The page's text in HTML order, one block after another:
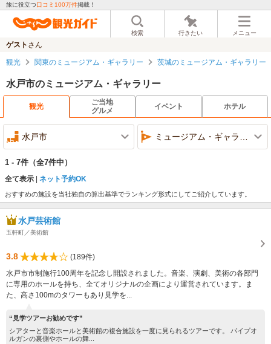
旅に役立つ口コミ100万件掲載！
検索 行きたい メニュー
ゲスト さん
観光 関東のミュージアム・ギャラリー 茨城のミュージアム・ギャラリー
水戸市のミュージアム・ギャラリー
観光
ご当地
グルメ
イベント ホテル
水戸市 ミュージアム・ギャラリー
1 - 7件 （全7件中）
全て表示 ネット予約OK
おすすめの施設を当社独自の算出基準でランキング形式にしてご紹介しています。
水戸芸術館
五軒町／美術館
3.8
(189件)
水戸市市制施行100周年を記念し開設されました。音楽、演劇、美術の各部門
に専用のホールを持ち、全てオリジナルの企画により運営されています。ま
た、高さ100mのタワーもあり見学を...
“見学ツアーお勧めです”
シアターと音楽ホールと美術館の複合施設を一度に見られるツアーです。 パイプオ
ルガンの裏側やホールの舞...